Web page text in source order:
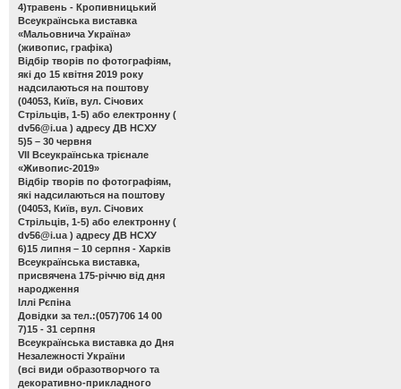
4)травень - Кропивницький
Всеукраїнська виставка
«Мальовнича Україна»
(живопис, графіка)
Відбір творів по фотографіям,
які до 15 квітня 2019 року
надсилаються на поштову
(04053, Київ, вул. Січових
Стрільців, 1-5) або електронну (
dv56@i.ua ) адресу ДВ НСХУ
5)5 – 30 червня
VІІ Всеукраїнська трієнале
«Живопис-2019»
Відбір творів по фотографіям,
які надсилаються на поштову
(04053, Київ, вул. Січових
Стрільців, 1-5) або електронну (
dv56@i.ua ) адресу ДВ НСХУ
6)15 липня – 10 серпня - Харків
Всеукраїнська виставка,
присвячена 175-річчю від дня
народження
Іллі Рєпіна
Довідки за тел.:(057)706 14 00
7)15 - 31 серпня
Всеукраїнська виставка до Дня
Незалежності України
(всі види образотворчого та
декоративно-прикладного